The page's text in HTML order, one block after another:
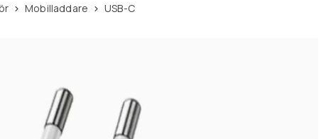
Mobilladdare USB-C